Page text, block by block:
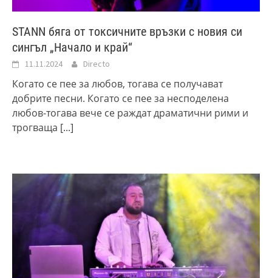
STANN бяга от токсичните връзки с новия си
сингъл „Начало и край“
11.11.2024 Directo
Когато се пее за любов, тогава се получават
добрите песни. Когато се пее за несподелена
любов-тогава вече се раждат драматични рими и
трогваща [...]